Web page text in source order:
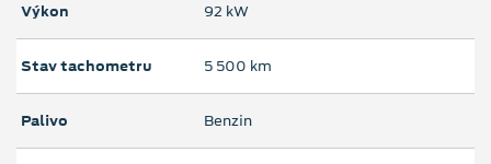
Výkon 92 kW
Stav tachometru 5 500 km
Palivo Benzin